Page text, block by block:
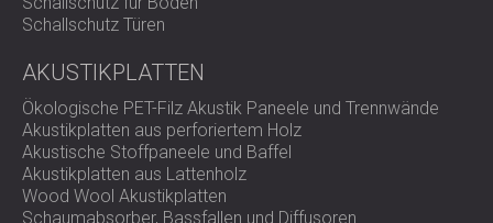
Schallschutz Türen
AKUSTIKPLATTEN
Ökologische PET-Filz Akustik Paneele und Trennwände
Akustikplatten aus perforiertem Holz
Akustische Stoffpaneele und Baffel
Akustikplatten aus Lattenholz
Wood Wool Akustikplatten
Schaumabsorber, Bassfallen und Diffusoren